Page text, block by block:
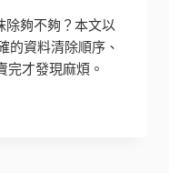
夠不夠？本文以
的資料清除順序、
才發現麻煩。